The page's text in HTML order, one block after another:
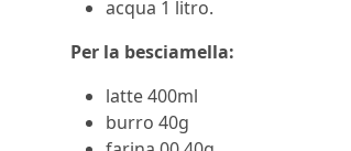
acqua 1 litro.
Per la besciamella:
latte 400ml
burro 40g